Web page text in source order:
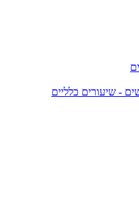
- שיעורים כלליים